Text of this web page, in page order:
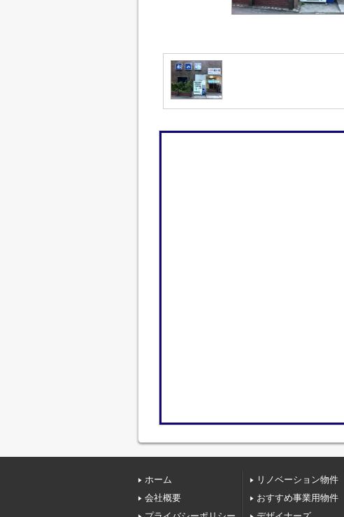
ホーム
会社概要
リノベーション物件
おすすめ事業用物件